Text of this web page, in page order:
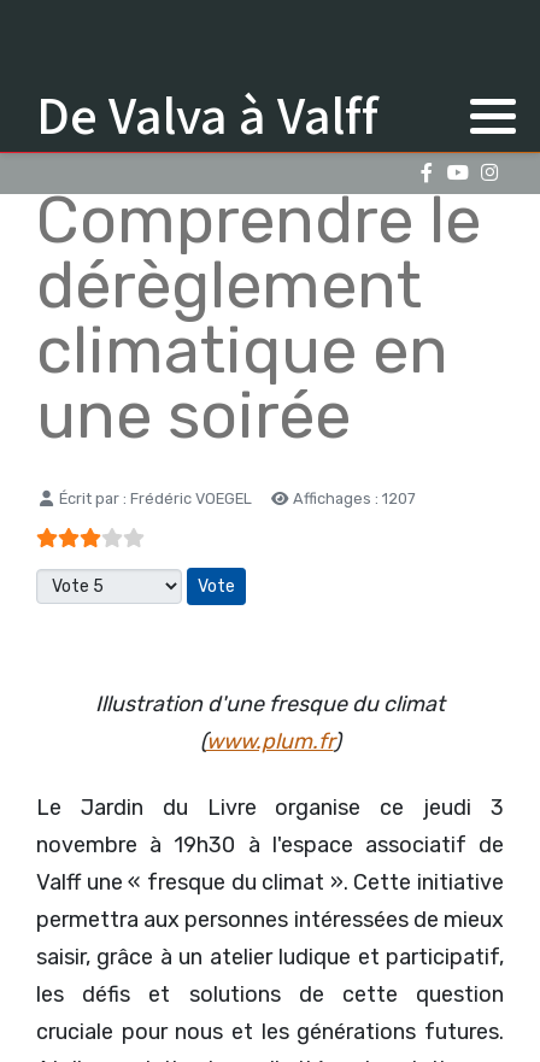
De Valva à Valff
Comprendre le
dérèglement
climatique en
une soirée
Détails
Écrit par : Frédéric VOEGEL Affichages : 1207
Vote utilisateur:
Veuillez voter
Illustration d'une fresque du climat
(www.plum.fr)
Le Jardin du Livre organise ce jeudi 3
novembre à 19h30 à l'espace associatif de
Valff une « fresque du climat ». Cette initiative
permettra aux personnes intéressées de mieux
saisir, grâce à un atelier ludique et participatif,
les défis et solutions de cette question
cruciale pour nous et les générations futures.